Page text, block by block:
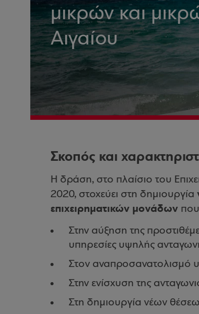
μικρών και
Αιγαίου
Σκοπός και
Η δράση, στο πλαίσιο του
2020, στοχεύει στη δημιουργία
επιχειρηματικών μονάδων
Στην αύξηση της
υπηρεσίες υψηλής
Στον αναπροσανατολισμό
Στην ενίσχυση της
Στη δημιουργία νέων